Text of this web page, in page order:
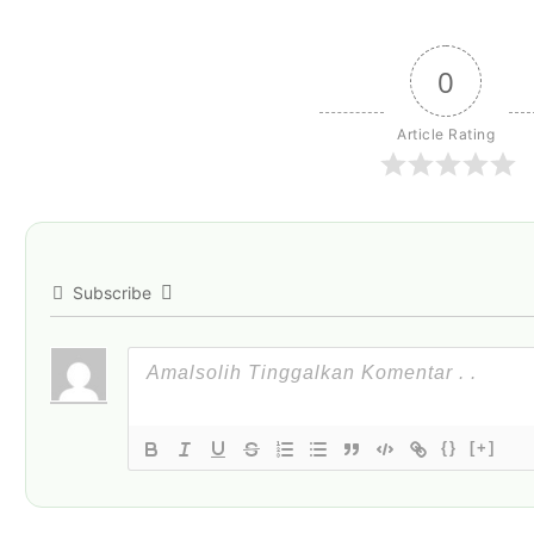
0
Article Rating
Subscribe
{} [+]